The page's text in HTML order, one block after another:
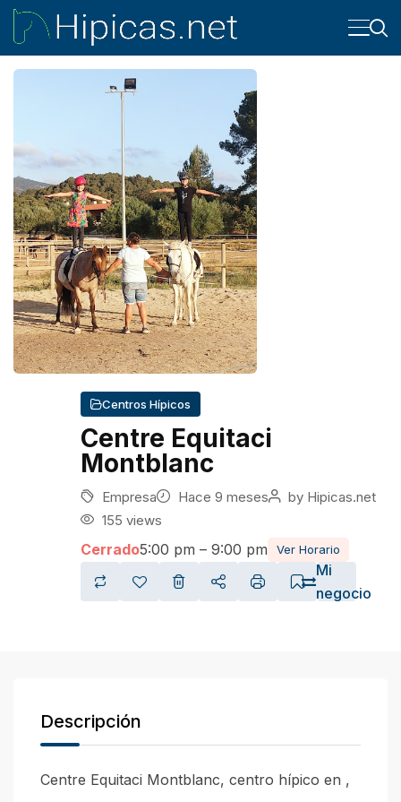
Centros Hípicos
Centre Equitaci
Montblanc
Empresa Hace 9 meses by Hipicas.net
155 views
Cerrado5:00 pm – 9:00 pm Ver Horario
Mi
negocio
Descripción
Centre Equitaci Montblanc, centro hípico en ,